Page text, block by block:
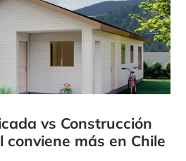
vs Construcción
más en Chile